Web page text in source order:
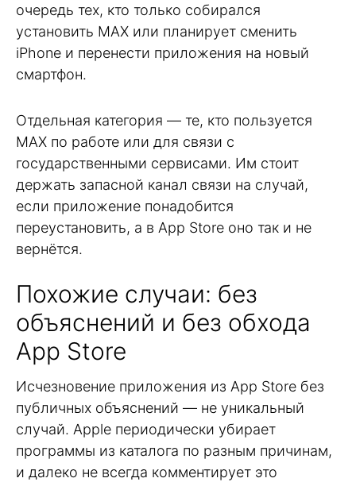
очередь тех, кто только собирался
установить MAX или планирует сменить
iPhone и перенести приложения на новый
смартфон.
Отдельная категория — те, кто пользуется
MAX по работе или для связи с
государственными сервисами. Им стоит
держать запасной канал связи на случай,
если приложение понадобится
переустановить, а в App Store оно так и не
вернётся.
Похожие случаи: без
объяснений и без обхода
App Store
Исчезновение приложения из App Store без
публичных объяснений — не уникальный
случай. Apple периодически убирает
программы из каталога по разным причинам,
и далеко не всегда комментирует это